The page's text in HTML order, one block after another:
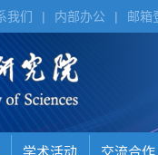
邮箱
|
内部办公
|
我们
学术活动 交流合作